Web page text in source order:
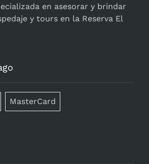
en asesorar y brindar
y tours en la Reserva El
MasterCard